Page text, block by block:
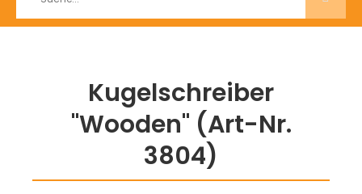
Kugelschreiber
"Wooden" (Art-Nr.
3804)